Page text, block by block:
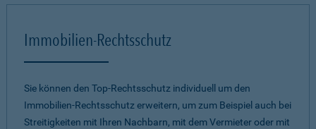
Immobilien-Rechtsschutz
Sie können den Top-Rechtsschutz individuell um den
Immobilien-Rechtsschutz erweitern, um zum Beispiel auch bei
Streitigkeiten mit Ihren Nachbarn, mit dem Vermieter oder mit